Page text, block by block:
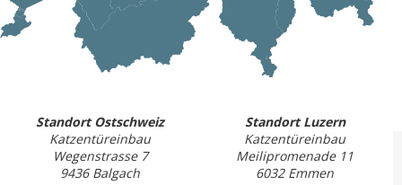
Standort Ostschweiz
Katzentüreinbau
Wegenstrasse 7
9436 Balgach
Standort Luzern
Katzentüreinbau
Meilipromenade 11
6032 Emmen